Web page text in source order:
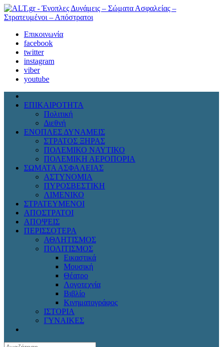
Επικοινωνία
facebook
twitter
instagram
viber
youtube
ΕΠΙΚΑΙΡΟΤΗΤΑ
Πολιτική
Διεθνή
ΕΝΟΠΛΕΣ ΔΥΝΑΜΕΙΣ
ΣΤΡΑΤΟΣ ΞΗΡΑΣ
ΠΟΛΕΜΙΚΟ ΝΑΥΤΙΚΟ
ΠΟΛΕΜΙΚΗ ΑΕΡΟΠΟΡΙΑ
ΣΩΜΑΤΑ ΑΣΦΑΛΕΙΑΣ
ΑΣΤΥΝΟΜΙΑ
ΠΥΡΟΣΒΕΣΤΙΚΗ
ΛΙΜΕΝΙΚΟ
ΣΤΡΑΤΕΥΜΕΝΟΙ
ΑΠΟΣΤΡΑΤΟΙ
ΑΠΟΨΕΙΣ
ΠΕΡΙΣΣΟΤΕΡΑ
ΑΘΛΗΤΙΣΜΟΣ
ΠΟΛΙΤΙΣΜΟΣ
Εικαστικά
Μουσική
Θέατρο
Λογοτεχνία
Βιβλίο
Κινηματογράφος
ΙΣΤΟΡΙΑ
ΓΥΝΑΙΚΕΣ